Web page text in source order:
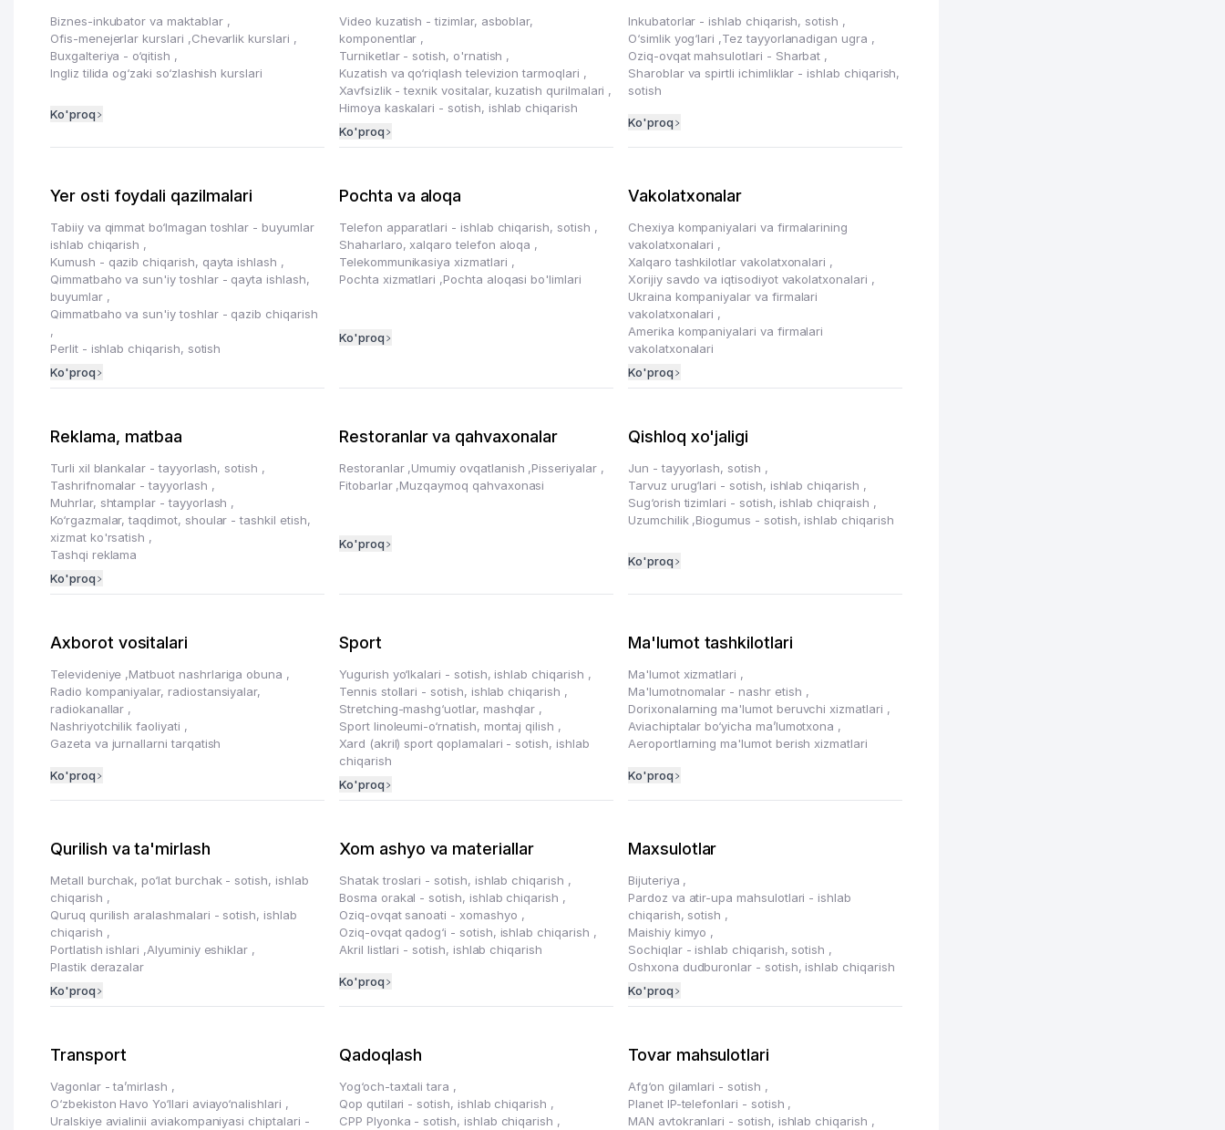
Biznes-inkubator va maktablar ,
Ofis-menejerlar kurslari ,Chevarlik kurslari ,
Buxgalteriya - o‘qitish ,
Ingliz tilida og‘zaki so‘zlashish kurslari
Ko'proq
Video kuzatish - tizimlar, asboblar,
komponentlar ,
Turniketlar - sotish, o'rnatish ,
Kuzatish va qo‘riqlash televizion tarmoqlari ,
Xavfsizlik - texnik vositalar, kuzatish qurilmalari ,
Himoya kaskalari - sotish, ishlab chiqarish
Ko'proq
Inkubatorlar - ishlab chiqarish, sotish ,
O‘simlik yog‘lari ,Tez tayyorlanadigan ugra ,
Oziq-ovqat mahsulotlari - Sharbat ,
Sharoblar va spirtli ichimliklar - ishlab chiqarish,
sotish
Ko'proq
Yer osti foydali qazilmalari
Tabiiy va qimmat bo‘lmagan toshlar - buyumlar
ishlab chiqarish ,
Kumush - qazib chiqarish, qayta ishlash ,
Qimmatbaho va sun'iy toshlar - qayta ishlash,
buyumlar ,
Qimmatbaho va sun'iy toshlar - qazib chiqarish
,
Perlit - ishlab chiqarish, sotish
Ko'proq
Pochta va aloqa
Telefon apparatlari - ishlab chiqarish, sotish ,
Shaharlaro, xalqaro telefon aloqa ,
Telekommunikasiya xizmatlari ,
Pochta xizmatlari ,Pochta aloqasi bo'limlari
Ko'proq
Vakolatxonalar
Chexiya kompaniyalari va firmalarining
vakolatxonalari ,
Xalqaro tashkilotlar vakolatxonalari ,
Xorijiy savdo va iqtisodiyot vakolatxonalari ,
Ukraina kompaniyalar va firmalari
vakolatxonalari ,
Amerika kompaniyalari va firmalari
vakolatxonalari
Ko'proq
Reklama, matbaa
Turli xil blankalar - tayyorlash, sotish ,
Tashrifnomalar - tayyorlash ,
Muhrlar, shtamplar - tayyorlash ,
Ko‘rgazmalar, taqdimot, shoular - tashkil etish,
xizmat ko'rsatish ,
Tashqi reklama
Ko'proq
Restoranlar va qahvaxonalar
Restoranlar ,Umumiy ovqatlanish ,Pisseriyalar ,
Fitobarlar ,Muzqaymoq qahvaxonasi
Ko'proq
Qishloq xo'jaligi
Jun - tayyorlash, sotish ,
Tarvuz urug‘lari - sotish, ishlab chiqarish ,
Sug‘orish tizimlari - sotish, ishlab chiqraish ,
Uzumchilik ,Biogumus - sotish, ishlab chiqarish
Ko'proq
Axborot vositalari
Televideniye ,Matbuot nashrlariga obuna ,
Radio kompaniyalar, radiostansiyalar,
radiokanallar ,
Nashriyotchilik faoliyati ,
Gazeta va jurnallarni tarqatish
Ko'proq
Sport
Yugurish yo‘lkalari - sotish, ishlab chiqarish ,
Tennis stollari - sotish, ishlab chiqarish ,
Stretching-mashg‘uotlar, mashqlar ,
Sport linoleumi-o‘rnatish, montaj qilish ,
Xard (akril) sport qoplamalari - sotish, ishlab
chiqarish
Ko'proq
Ma'lumot tashkilotlari
Ma'lumot xizmatlari ,
Ma'lumotnomalar - nashr etish ,
Dorixonalarning ma'lumot beruvchi xizmatlari ,
Aviachiptalar bo‘yicha ma’lumotxona ,
Aeroportlarning ma'lumot berish xizmatlari
Ko'proq
Qurilish va ta'mirlash
Metall burchak, po‘lat burchak - sotish, ishlab
chiqarish ,
Quruq qurilish aralashmalari - sotish, ishlab
chiqarish ,
Portlatish ishlari ,Alyuminiy eshiklar ,
Plastik derazalar
Ko'proq
Xom ashyo va materiallar
Shatak troslari - sotish, ishlab chiqarish ,
Bosma orakal - sotish, ishlab chiqarish ,
Oziq-ovqat sanoati - xomashyo ,
Oziq-ovqat qadog‘i - sotish, ishlab chiqarish ,
Akril listlari - sotish, ishlab chiqarish
Ko'proq
Maxsulotlar
Bijuteriya ,
Pardoz va atir-upa mahsulotlari - ishlab
chiqarish, sotish ,
Maishiy kimyo ,
Sochiqlar - ishlab chiqarish, sotish ,
Oshxona dudburonlar - sotish, ishlab chiqarish
Ko'proq
Transport
Vagonlar - ta’mirlash ,
O‘zbekiston Havo Yo‘llari aviayo‘nalishlari ,
Uralskiye avialinii aviakompaniyasi chiptalari -
Qadoqlash
Yog‘och-taxtali tara ,
Qop qutilari - sotish, ishlab chiqarish ,
CPP Plyonka - sotish, ishlab chiqarish ,
Tovar mahsulotlari
Afg‘on gilamlari - sotish ,
Planet IP-telefonlari - sotish ,
MAN avtokranlari - sotish, ishlab chiqarish ,